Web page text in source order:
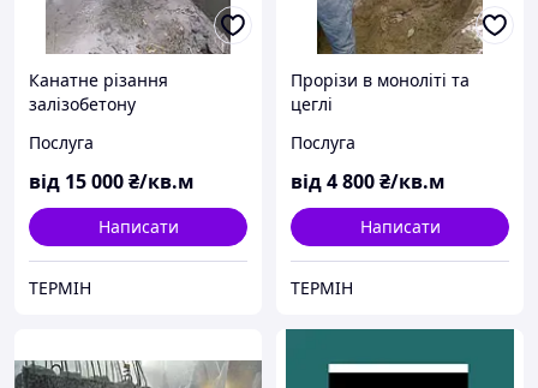
Канатне різання
залізобетону
Послуга
від 15 000₴/кв.м
Написати
ТЕРМІН
Прорізи в моноліті та
цеглі
Послуга
від4 800₴/кв.м
Написати
ТЕРМІН